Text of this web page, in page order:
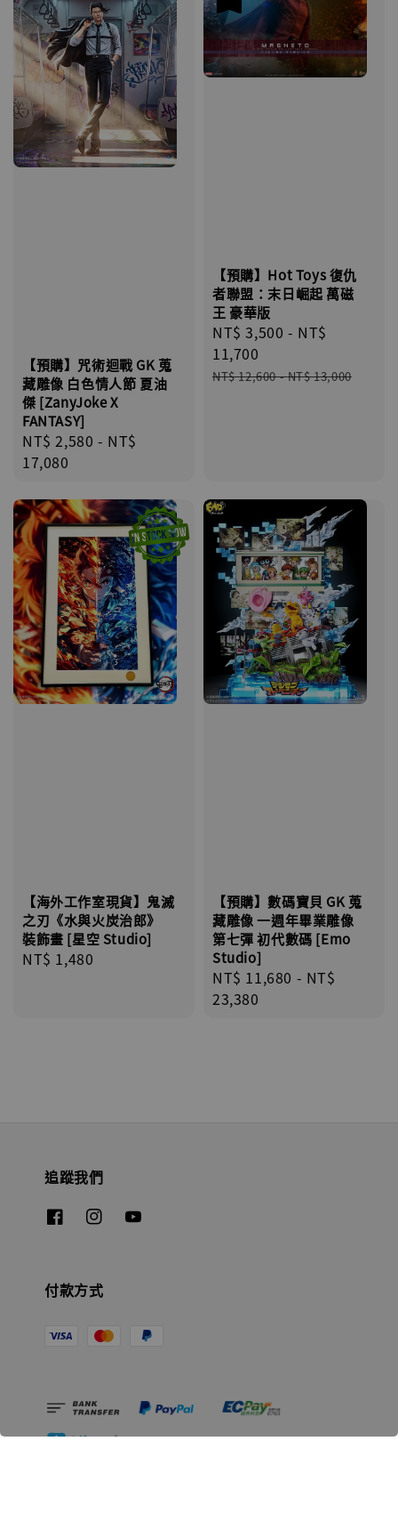
【預購】咒術迴戰 GK 蒐
藏雕像 白色情人節 夏油
傑 [ZanyJoke X
FANTASY]
Regular
price
NT$ 2,580 - NT$
17,080
【預購】Hot Toys 復仇
者聯盟：末日崛起 萬磁
王 豪華版
Sale
price
NT$ 3,500 - NT$
11,700
Regular
NT$ 12,600-NT$ 13,000
【海外工作室現貨】鬼滅
之刃《水與火炭治郎》
裝飾畫 [星空 Studio]
Regular
NT$ 1,480
【預購】數碼寶貝 GK 蒐
藏雕像 一週年畢業雕像
第七彈 初代數碼 [Emo
Studio]
Regular
price
NT$ 11,680 - NT$
23,380
追蹤我們
付款方式